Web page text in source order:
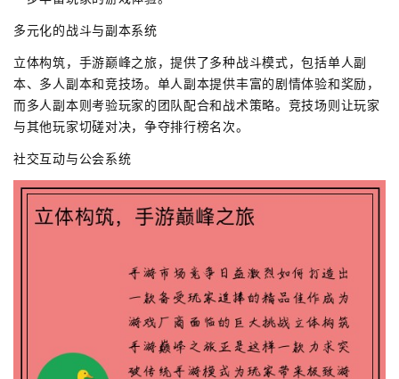
多元化的战斗与副本系统
立体构筑，手游巅峰之旅，提供了多种战斗模式，包括单人副
本、多人副本和竞技场。单人副本提供丰富的剧情体验和奖励，
而多人副本则考验玩家的团队配合和战术策略。竞技场则让玩家
与其他玩家切磋对决，争夺排行榜名次。
社交互动与公会系统